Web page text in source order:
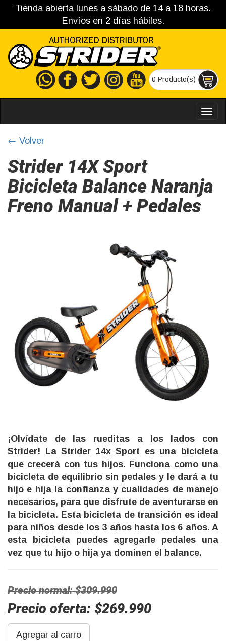
Tienda abierta lunes a sábado de 14 a 18 horas.
Envíos en 2 días hábiles.
0 Producto(s)
← Volver
Strider 14X Sport
Bicicleta Balance Naranja
Freno Manual + Pedales
¡Olvídate de las rueditas a los lados con
Strider! La Strider 14x Sport es una bicicleta
que crecerá con tus hijos. Funciona como una
bicicleta de equilibrio sin pedales y le dará a tu
hijo e hija la confianza y cualidades de manejo
necesarios, para que disfrute de aventurarse en
la bicicleta. Esta bicicleta de transición es ideal
para niños desde los 3 años hasta los 6 años. A
esta bicicleta puedes agregarle pedales una
vez que tu hijo o hija ya dominen el balance.
Precio normal: $309.990
Precio oferta: $269.990
Agregar al carro